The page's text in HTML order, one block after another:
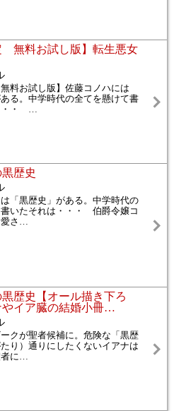
無料お試し版】転生悪女
料お試し版】佐藤コノハには
ある。中学時代の全てを懸けて書
・・ …
歴史
「黒歴史」がある。中学時代の
いたそれは・・・ 伯爵令嬢コ
さ …
歴史【オール描き下ろ
やイア臓の結婚小冊…
クが聖者候補に。危険な「黒歴
り）通りにしたくないイアナは
に…